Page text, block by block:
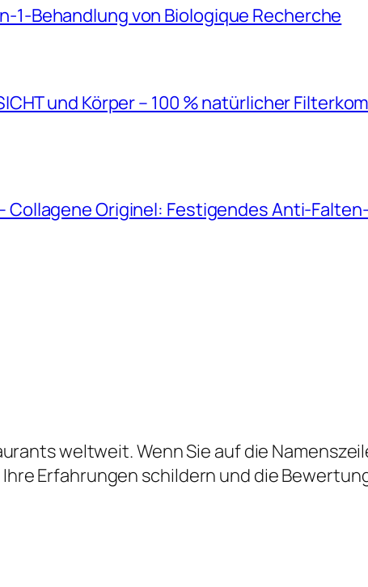
1-Behandlung von Biologique Recherche
und Körper – 100 % natürlicher
Collagene Originel: Festigendes Anti-
weltweit. Wenn Sie auf die
Erfahrungen schildern und die